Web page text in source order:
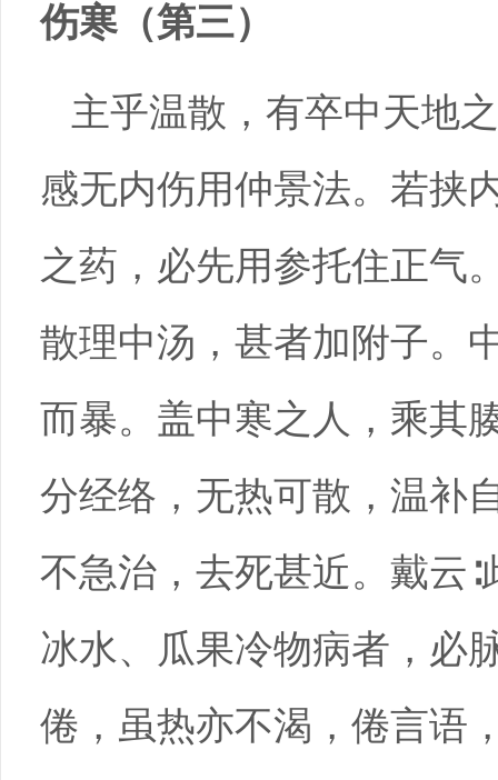
伤寒（第三）
主乎温散，有卒中天地
感无内伤用仲景法。若挟
之药，必先用参托住正气
散理中汤，甚者加附子。
而暴。盖中寒之人，乘其
分经络，无热可散，温补
不急治，去死甚近。戴云
冰水、瓜果冷物病者，必
倦，虽热亦不渴，倦言语